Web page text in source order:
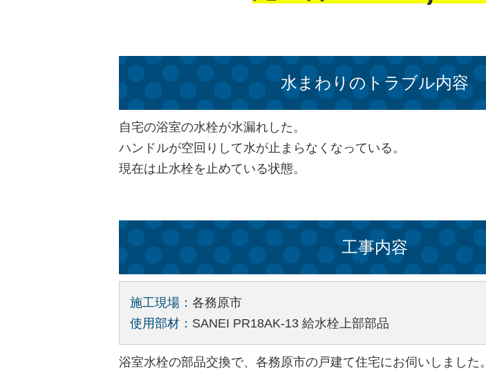
水まわりのトラブル内容
自宅の浴室の水栓が水漏れした。
ハンドルが空回りして水が止まらなくなっている。
現在は止水栓を止めている状態。
工事内容
施工現場： 各務原市
使用部材： SANEI PR18AK-13 給水栓上部部品
浴室水栓の部品交換で、各務原市の戸建て住宅にお伺いしました。